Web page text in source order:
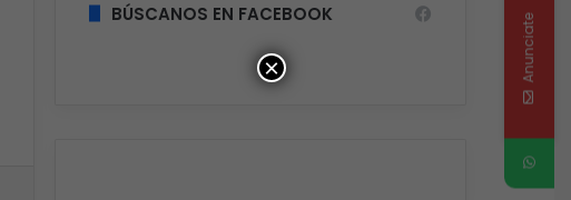
BÚSCANOS EN FACEBOOK
× Anunciate